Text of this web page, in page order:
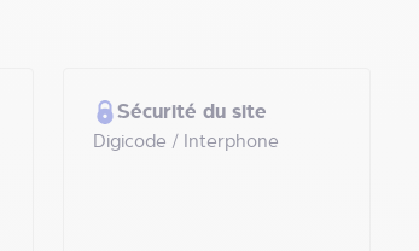
Sécurité du site
Digicode / Interphone